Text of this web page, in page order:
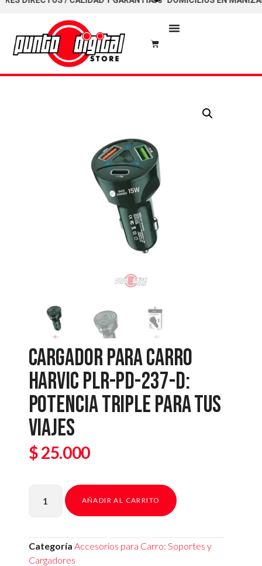
CARGADOR PARA CARRO
HARVIC PLR-PD-237-D:
POTENCIA TRIPLE PARA TUS
VIAJES
$25.000
AÑADIR AL CARRITO
Categoría Accesorios para Carro: Soportes y
Cargadores